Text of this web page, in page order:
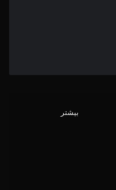
بیشتر